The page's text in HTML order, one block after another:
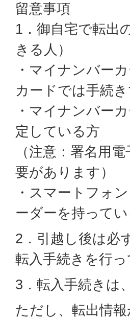
留意事項
1．御自宅で転出
きる人）
・マイナンバー
カードでは手続き
・マイナンバー
定している方
（注意：署名用
要があります）
・スマートフォ
ーダーを持って
2．引越し後は必
転入手続きを行っ
3．転入手続きは
ただし、転出情